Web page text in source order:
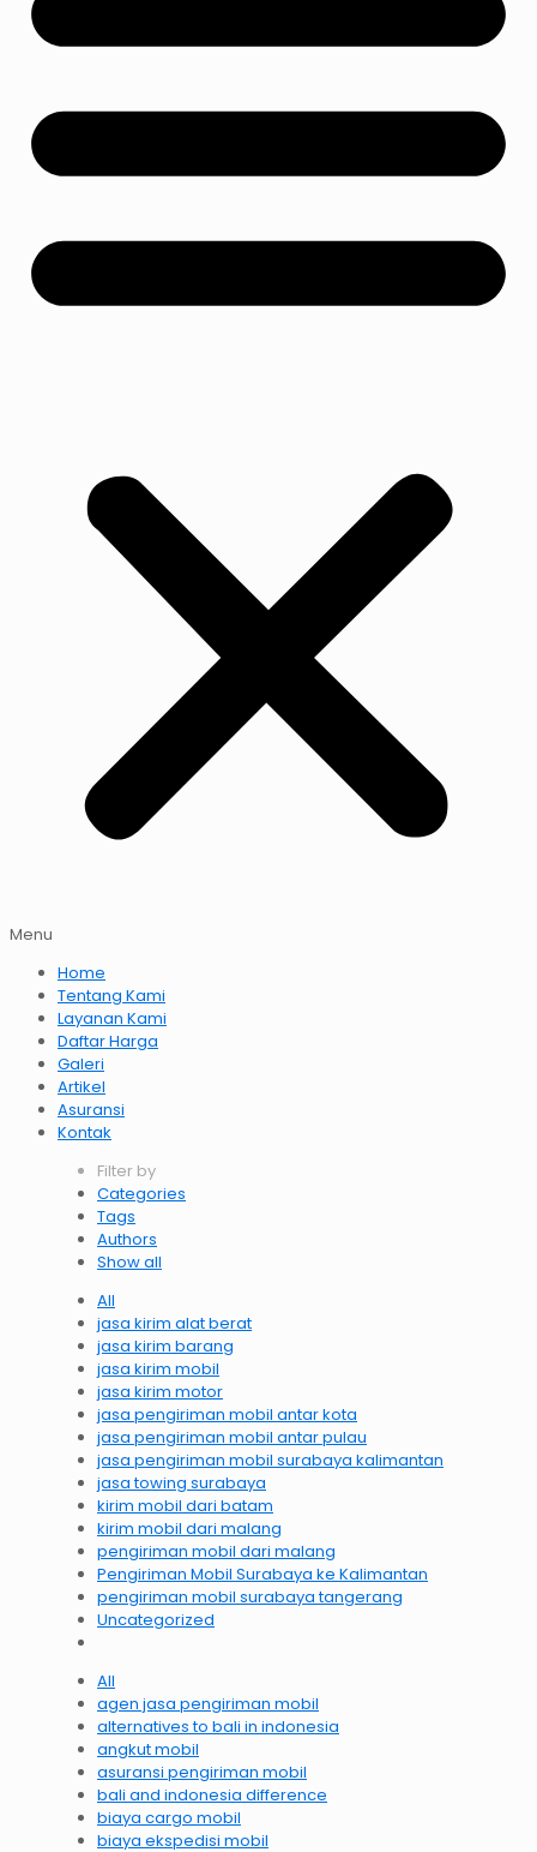
Menu
Home
Tentang Kami
Layanan Kami
Daftar Harga
Galeri
Artikel
Asuransi
Kontak
Filter by
Categories
Tags
Authors
Show all
All
jasa kirim alat berat
jasa kirim barang
jasa kirim mobil
jasa kirim motor
jasa pengiriman mobil antar kota
jasa pengiriman mobil antar pulau
jasa pengiriman mobil surabaya kalimantan
jasa towing surabaya
kirim mobil dari batam
kirim mobil dari malang
pengiriman mobil dari malang
Pengiriman Mobil Surabaya ke Kalimantan
pengiriman mobil surabaya tangerang
Uncategorized
All
agen jasa pengiriman mobil
alternatives to bali in indonesia
angkut mobil
asuransi pengiriman mobil
bali and indonesia difference
biaya cargo mobil
biaya ekspedisi mobil